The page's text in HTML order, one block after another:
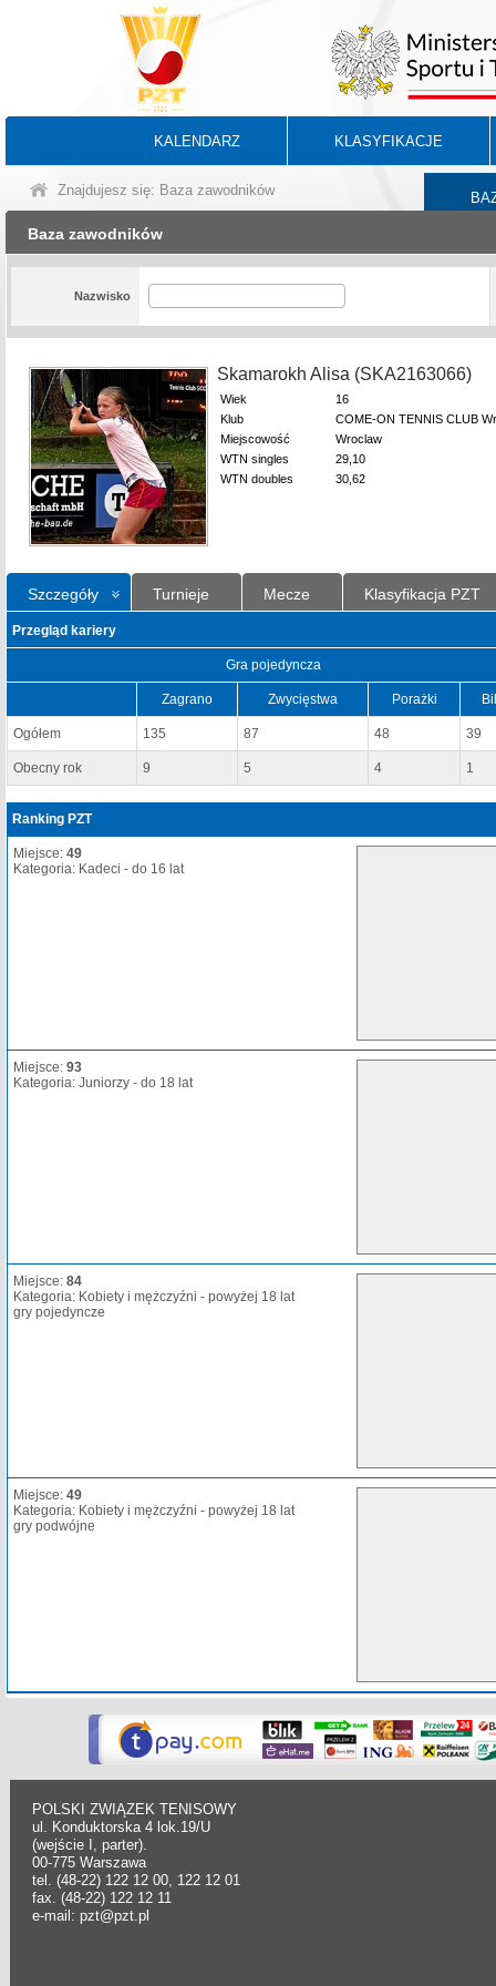
KALENDARZ KLASYFIKACJE
Znajdujesz się: Baza zawodników
Baza zawodników
Nazwisko
Skamarokh Alisa (SKA2163066)
Wiek
16
Klub
COME-ON TENNIS CLUB
Miejscowość
Wroclaw
WTN singles
29,10
WTN doubles
30,62
Szczegóły Turnieje Mecze Klasyfikacja PZT
Przegląd kariery
Gra pojedyncza
Zagrano Zwycięstwa Porażki
Ogółem 135 87 48 39
Obecny rok 9 5 4 1
Ranking PZT
Miejsce: 49
Kategoria: Kadeci - do 16 lat
Miejsce: 93
Kategoria: Juniorzy - do 18 lat
Miejsce: 84
Kategoria: Kobiety i mężczyźni - powyżej 18 lat
gry pojedyncze
Miejsce: 49
Kategoria: Kobiety i mężczyźni - powyżej 18 lat
gry podwójne
POLSKI ZWIĄZEK TENISOWY
ul. Konduktorska 4 lok.19/U
(wejście I, parter).
00-775 Warszawa
tel. (48-22) 122 12 00, 122 12 01
fax. (48-22) 122 12 11
e-mail: pzt@pzt.pl